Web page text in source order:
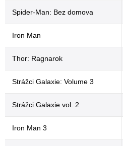
Spider-Man: Bez domova
Iron Man
Thor: Ragnarok
Strážci Galaxie: Volume 3
Strážci Galaxie vol. 2
Iron Man 3